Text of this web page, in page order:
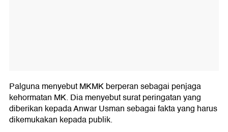
Palguna menyebut MKMK berperan sebagai penjaga
kehormatan MK. Dia menyebut surat peringatan yang
diberikan kepada Anwar Usman sebagai fakta yang harus
dikemukakan kepada publik.